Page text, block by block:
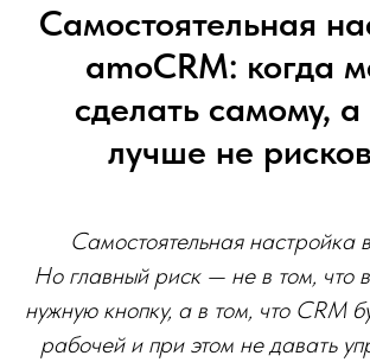
Самостоятельная
amoCRM: когда
сделать самому, а
лучше не
Самостоятельная настройка
Но главный риск — не в том, что
нужную кнопку, а в том, что CRM
рабочей и при этом не давать